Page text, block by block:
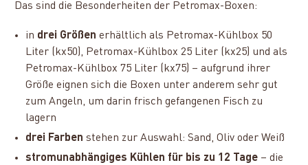
Das sind die Besonderheiten der Petromax-Boxen:
in drei Größenerhältlich als Petromax-Kühlbox 50
Liter (kx50), Petromax-Kühlbox 25 Liter (kx25) und als
Petromax-Kühlbox 75 Liter (kx75) – aufgrund ihrer
Größe eignen sich die Boxen unter anderem sehr gut
zum Angeln, um darin frisch gefangenen Fisch zu
lagern
drei Farben stehen zur Auswahl: Sand, Oliv oder Weiß
stromunabhängiges Kühlen für bis zu 12 Tage – die